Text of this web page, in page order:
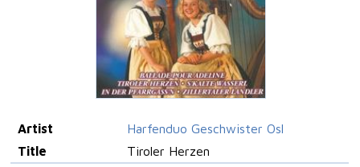
Artist
Harfenduo Geschwister Osl
Title
Tiroler Herzen